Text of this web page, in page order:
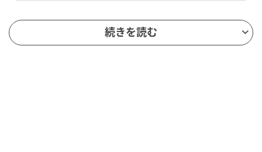
ウーマンエキサイト
続きを読む